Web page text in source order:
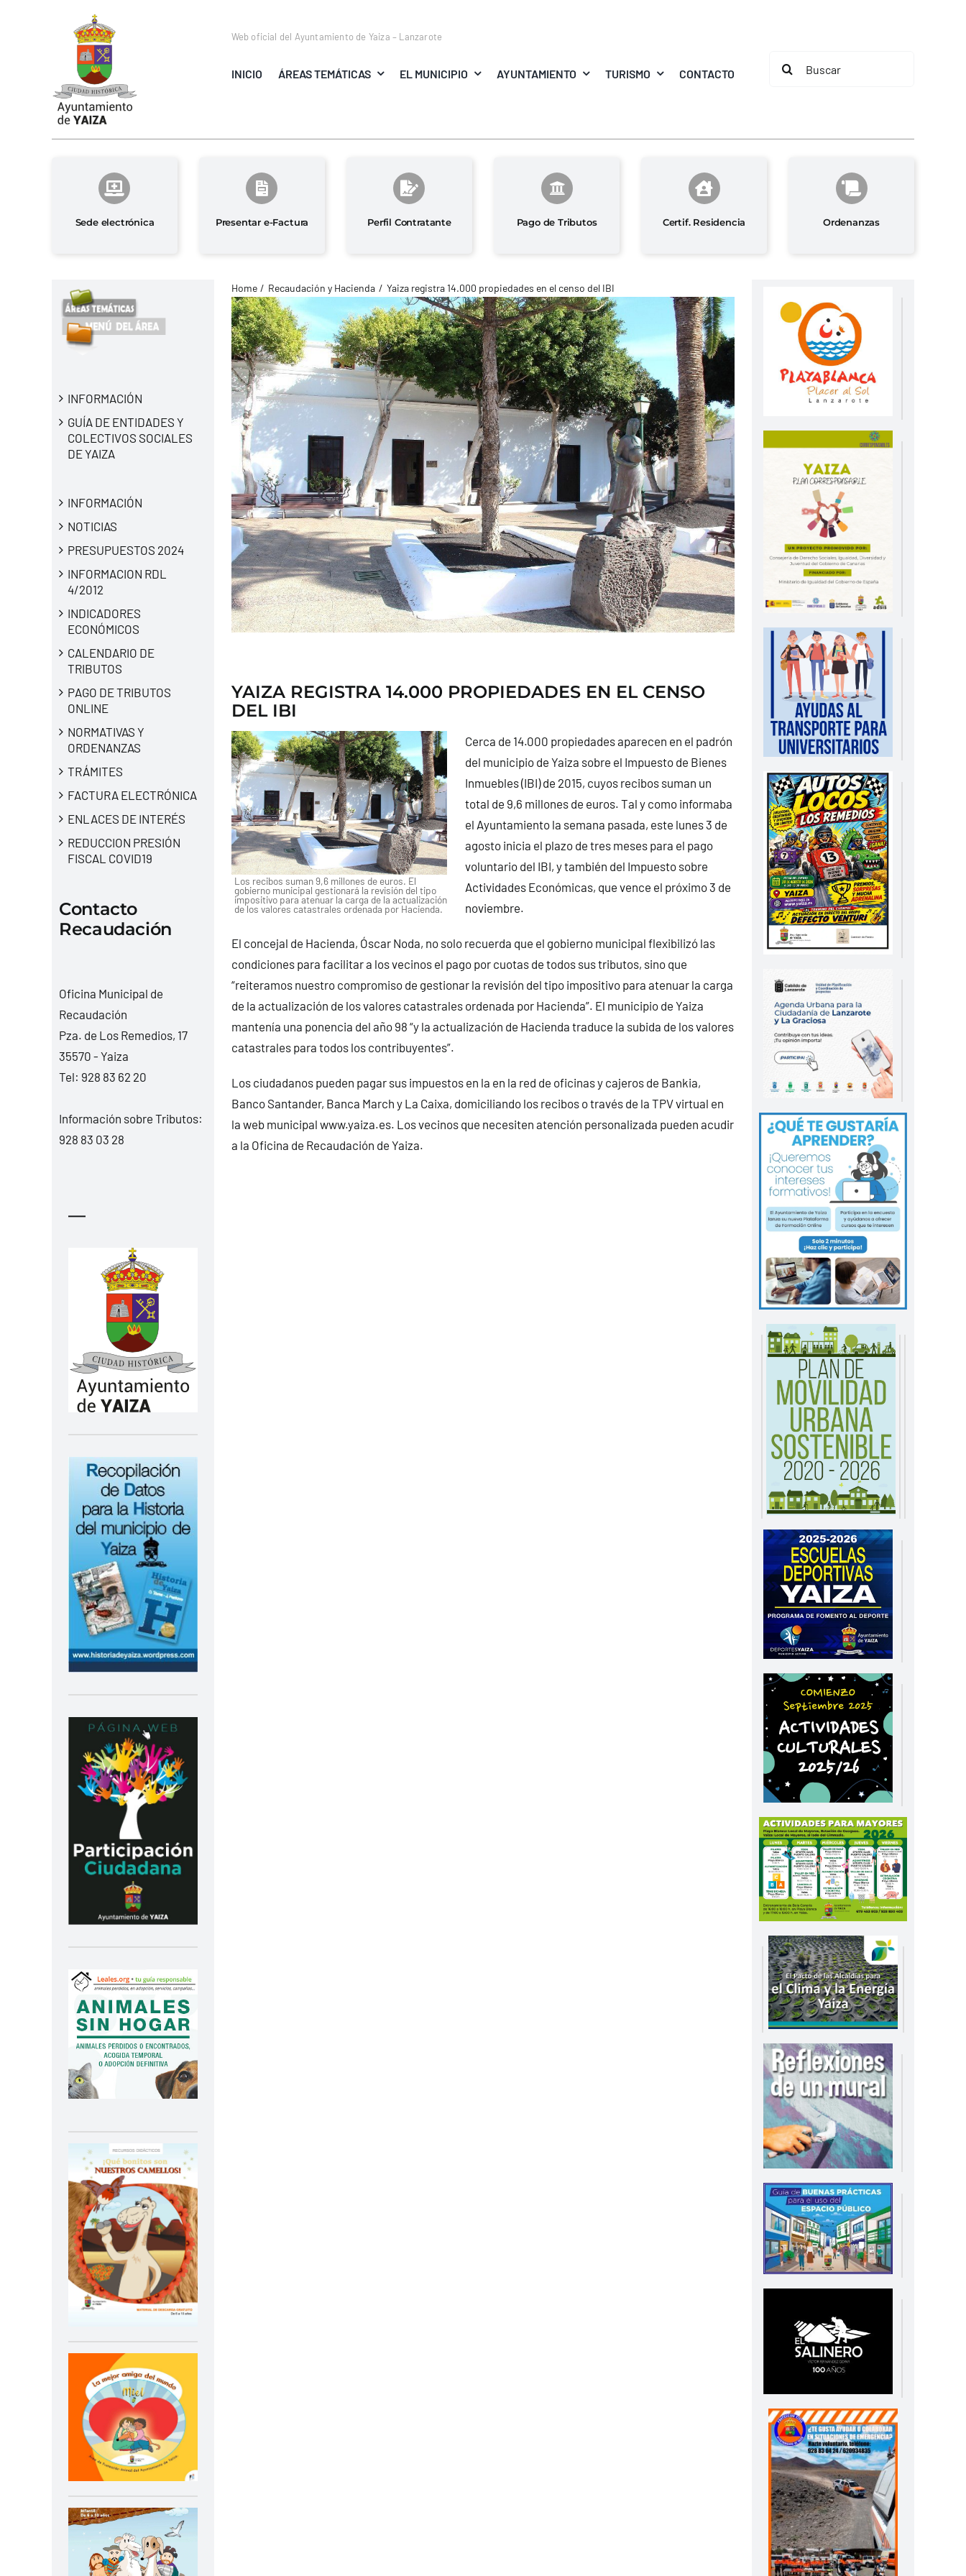
Web oficial del Ayuntamiento de Yaiza – Lanzarote
INICIO ÁREAS TEMÁTICAS EL MUNICIPIO AYUNTAMIENTO TURISMO CONTACTO
Buscar:
Sede electrónica Presentar e-Factura Perfil Contratante Pago de Tributos Certif. Residencia Ordenanzas
INFORMACIÓN
GUÍA DE ENTIDADES Y
COLECTIVOS SOCIALES
DE YAIZA
INFORMACIÓN
NOTICIAS
PRESUPUESTOS 2024
INFORMACION RDL
4/2012
INDICADORES
ECONÓMICOS
CALENDARIO DE
TRIBUTOS
PAGO DE TRIBUTOS
ONLINE
NORMATIVAS Y
ORDENANZAS
TRÁMITES
FACTURA ELECTRÓNICA
ENLACES DE INTERÉS
REDUCCION PRESIÓN
FISCAL COVID19
Contacto
Recaudación
Oficina Municipal de
Recaudación
Pza. de Los Remedios, 17
35570 - Yaiza
Tel: 928 83 62 20
Información sobre Tributos:
928 83 03 28
—
Home Recaudación y Hacienda Yaiza registra 14.000 propiedades en el censo del IBI
YAIZA REGISTRA 14.000 PROPIEDADES EN EL CENSO
DEL IBI
Los recibos suman 9,6 millones de euros. El
gobierno municipal gestionará la revisión del tipo
impositivo para atenuar la carga de la actualización
de los valores catastrales ordenada por Hacienda.
Cerca de 14.000 propiedades aparecen en el padrón
del municipio de Yaiza sobre el Impuesto de Bienes
Inmuebles (IBI) de 2015, cuyos recibos suman un
total de 9,6 millones de euros. Tal y como informaba
el Ayuntamiento la semana pasada, este lunes 3 de
agosto inicia el plazo de tres meses para el pago
voluntario del IBI, y también del Impuesto sobre
Actividades Económicas, que vence el próximo 3 de
noviembre.
El concejal de Hacienda, Óscar Noda, no solo recuerda que el gobierno municipal flexibilizó las
condiciones para facilitar a los vecinos el pago por cuotas de todos sus tributos, sino que
“reiteramos nuestro compromiso de gestionar la revisión del tipo impositivo para atenuar la carga
de la actualización de los valores catastrales ordenada por Hacienda”. El municipio de Yaiza
mantenía una ponencia del año 98 “y la actualización de Hacienda traduce la subida de los valores
catastrales para todos los contribuyentes”.
Los ciudadanos pueden pagar sus impuestos en la en la red de oficinas y cajeros de Bankia,
Banco Santander, Banca March y La Caixa, domiciliando los recibos o través de la TPV virtual en
la web municipal www.yaiza.es. Los vecinos que necesiten atención personalizada pueden acudir
a la Oficina de Recaudación de Yaiza.